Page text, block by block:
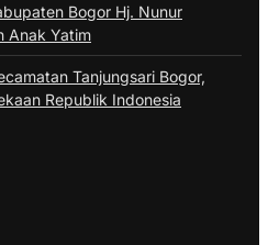
Bogor Hj. Nunur
Anak Yatim
Tanjungsari Bogor,
Republik Indonesia